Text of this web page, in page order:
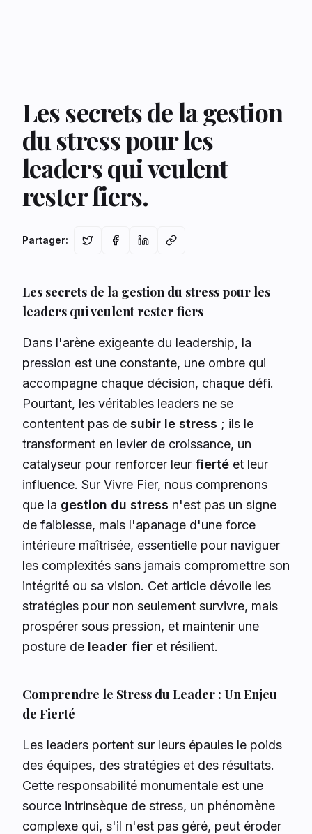
Les secrets de la gestion
du stress pour les
leaders qui veulent
rester fiers.
Partager:
Les secrets de la gestion du stress pour les
leaders qui veulent rester fiers
Dans l'arène exigeante du leadership, la
pression est une constante, une ombre qui
accompagne chaque décision, chaque défi.
Pourtant, les véritables leaders ne se
contentent pas de subir le stress ; ils le
transforment en levier de croissance, un
catalyseur pour renforcer leur fierté et leur
influence. Sur Vivre Fier, nous comprenons
que la gestion du stress n'est pas un signe
de faiblesse, mais l'apanage d'une force
intérieure maîtrisée, essentielle pour naviguer
les complexités sans jamais compromettre son
intégrité ou sa vision. Cet article dévoile les
stratégies pour non seulement survivre, mais
prospérer sous pression, et maintenir une
posture de leader fier et résilient.
Comprendre le Stress du Leader : Un Enjeu
de Fierté
Les leaders portent sur leurs épaules le poids
des équipes, des stratégies et des résultats.
Cette responsabilité monumentale est une
source intrinsèque de stress, un phénomène
complexe qui, s'il n'est pas géré, peut éroder